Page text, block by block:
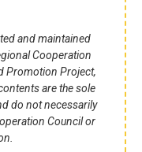
and maintained
Cooperation
Promotion Project,
are the sole
do not necessarily
Council or